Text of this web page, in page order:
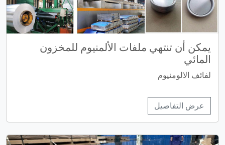
يمكن أن تنتهي ملفات الألمنيوم للمخزون
المائي
لفائف الالومنيوم
عرض التفاصيل